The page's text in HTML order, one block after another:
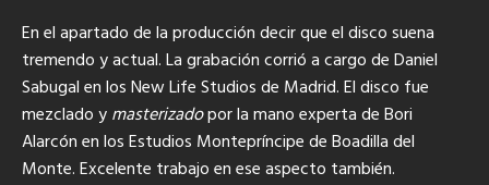
En el apartado de la producción decir que el disco suena
tremendo y actual. La grabación corrió a cargo de Daniel
Sabugal en los New Life Studios de Madrid. El disco fue
mezclado ymasterizadopor la mano experta de Bori
Alarcón en los Estudios Montepríncipe de Boadilla del
Monte. Excelente trabajo en ese aspecto también.